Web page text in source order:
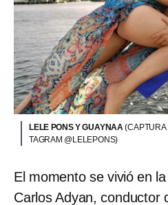
LELE PONS Y GUAYNAA(CAPTURA
TAGRAM @LELEPONS)
El momento se vivió en
Carlos Adyan, conductor